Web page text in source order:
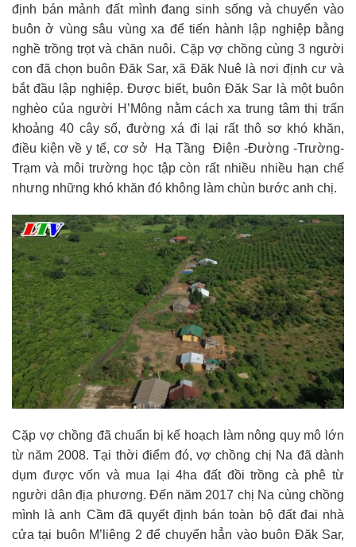
định bán mảnh đất mình đang sinh sống và chuyển vào
buôn ở vùng sâu vùng xa để tiến hành lập nghiệp bằng
nghề trồng trọt và chăn nuôi. Cặp vợ chồng cùng 3 người
con đã chọn buôn Đăk Sar, xã Đăk Nuê là nơi định cư và
bắt đầu lập nghiệp. Được biết, buôn Đăk Sar là một buôn
nghèo của người H’Mông nằm cách xa trung tâm thị trấn
khoảng 40 cây số, đường xá đi lại rất thô sơ khó khăn,
điều kiện về y tế, cơ sở Hạ Tầng Điện -Đường -Trường-
Trạm và môi trường học tập còn rất nhiều nhiều hạn chế
nhưng những khó khăn đó không làm chùn bước anh chị.
Cặp vợ chồng đã chuẩn bị kế hoạch làm nông quy mô lớn
từ năm 2008. Tại thời điểm đó, vợ chồng chị Na đã dành
dụm được vốn và mua lại 4ha đất đồi trồng cà phê từ
người dân địa phương. Đến năm 2017 chị Na cùng chồng
mình là anh Cầm đã quyết định bán toàn bộ đất đai nhà
cửa tại buôn M’liêng 2 để chuyển hẳn vào buôn Đăk Sar,